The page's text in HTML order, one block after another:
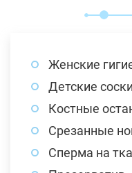
Женские
Детские
Костные
Срезанные
Сперма на